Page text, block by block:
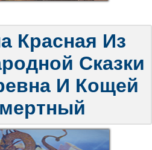
Красная Из
Сказки
И Кощей